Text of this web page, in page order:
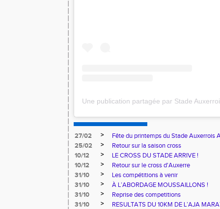
27/02 >
Fête du printemps du Stade Auxerrois
25/02
>
Retour sur la saison cross
10/12
>
LE CROSS DU STADE ARRIVE !
10/12
>
Retour sur le cross d'Auxerre
31/10
>
Les compétitions à venir
31/10
>
À L’ABORDAGE MOUSSAILLONS !
31/10
>
Reprise des competitions
31/10
>
RESULTATS DU 10KM DE L’AJA